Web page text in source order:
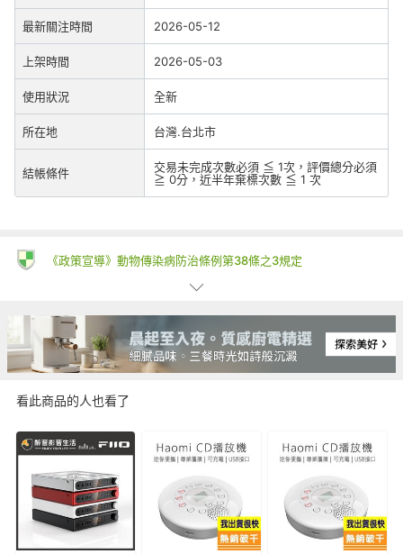
最新關注時間 2026-05-12
上架時間 2026-05-03
使用狀況 全新
所在地 台灣.台北市
結帳條件
交易未完成次數必須 ≦ 1次，評價總分必須
≧ 0分，近半年棄標次數 ≦ 1 次
《政策宣導》動物傳染病防治條例第38條之3規定
一、為防治動物傳染病，境外動物或動物產品等應施檢疫物輸入我
入之應施檢疫物者最高可處七年以下有期徒刑，得併科新臺幣三百
萬元以下罰金。應施檢疫物之輸入人或代理人未依規定申請檢疫
者，得處新臺幣五萬元以上一百萬元以下罰鍰，並得按次處罰。
二、境外商品不得隨貨贈送應施檢疫物。
三、收件人違反動物傳染病防治條例第三十四條第三項規定，未將
郵遞寄送輸入之應施檢疫物送交輸出入動物檢疫機關銷燬者，處新
臺幣三萬元以上十五萬元以下罰鍰。
賣家若要求您「使用LINE帳號私下聯絡或轉帳匯款」是常見的詐
騙手法
符合消費者保護法所定義企業經營者之賣家，應遵守消費者保護法
第18條及第19條之規範。買家檢視商品時，應維持商品之原狀，
以免影響退款權益。
看此商品的人也看了